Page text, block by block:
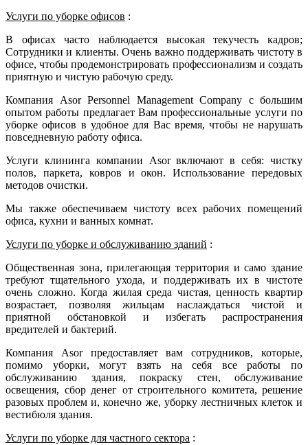
Услуги по уборке офисов :
В офисах часто наблюдается высокая текучесть кадров;
Сотрудники и клиенты. Очень важно поддерживать чистоту в
офисе, чтобы продемонстрировать профессионализм и создать
приятную и чистую рабочую среду.
Компания Asor Personnel Management Company с большим
опытом работы предлагает Вам профессиональные услуги по
уборке офисов в удобное для Вас время, чтобы не нарушать
повседневную работу офиса.
Услуги клининга компании Asor включают в себя: чистку
полов, паркета, ковров и окон. Использование передовых
методов очистки.
Мы также обеспечиваем чистоту всех рабочих помещений
офиса, кухни и ванных комнат.
Услуги по уборке и обслуживанию зданий :
Общественная зона, прилегающая территория и само здание
требуют тщательного ухода, и поддерживать их в чистоте
очень сложно. Когда жилая среда чистая, ценность квартир
возрастает, позволяя жильцам наслаждаться чистой и
приятной обстановкой и избегать распространения
вредителей и бактерий.
Компания Asor предоставляет вам сотрудников, которые,
помимо уборки, могут взять на себя все работы по
обслуживанию здания, покраску стен, обслуживание
освещения, сбор денег от строительного комитета, решение
разовых проблем и, конечно же, уборку лестничных клеток и
вестибюля здания.
Услуги по уборке для частного сектора :